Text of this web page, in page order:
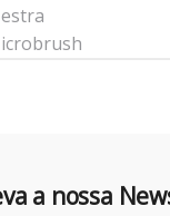
a nossa